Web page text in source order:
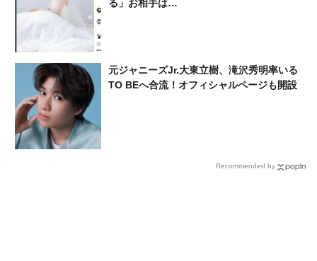
る」お相手は…
元ジャニーズJr.大東立樹、滝沢秀明率いる
TO BEへ合流！オフィシャルページも開設
Recommended by